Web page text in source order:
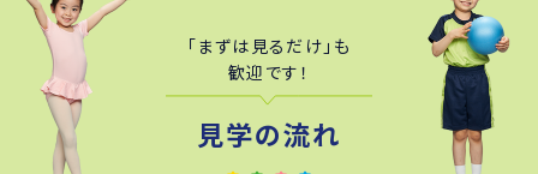
「まずは見るだけ」も
歓迎です！
見学の流れ